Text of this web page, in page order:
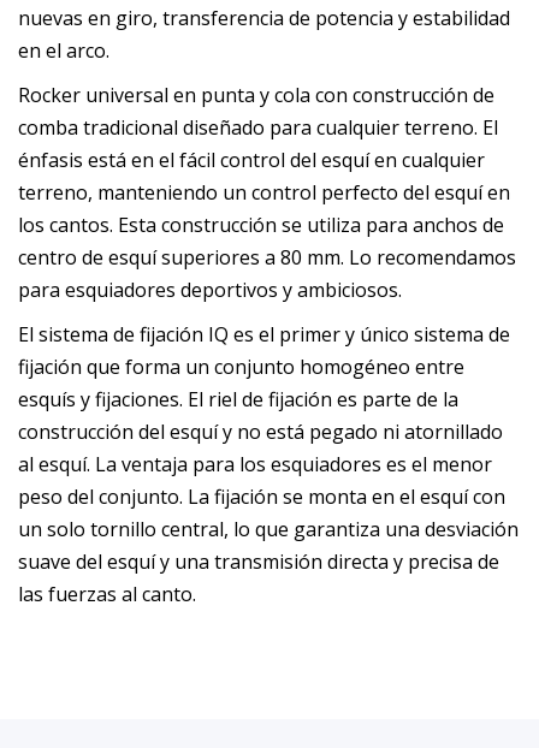
nuevas en giro, transferencia de potencia y estabilidad
en el arco.
Rocker universal en punta y cola con construcción de
comba tradicional diseñado para cualquier terreno. El
énfasis está en el fácil control del esquí en cualquier
terreno, manteniendo un control perfecto del esquí en
los cantos. Esta construcción se utiliza para anchos de
centro de esquí superiores a 80 mm. Lo recomendamos
para esquiadores deportivos y ambiciosos.
El sistema de fijación IQ es el primer y único sistema de
fijación que forma un conjunto homogéneo entre
esquís y fijaciones. El riel de fijación es parte de la
construcción del esquí y no está pegado ni atornillado
al esquí. La ventaja para los esquiadores es el menor
peso del conjunto. La fijación se monta en el esquí con
un solo tornillo central, lo que garantiza una desviación
suave del esquí y una transmisión directa y precisa de
las fuerzas al canto.